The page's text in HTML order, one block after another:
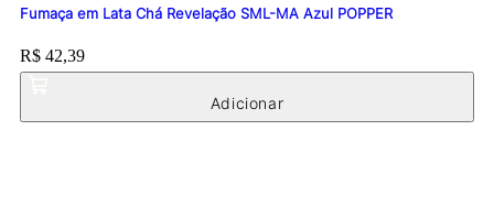
Fumaça em Lata Chá Revelação SML-MA Azul POPPER
Price:
R$ 42,39